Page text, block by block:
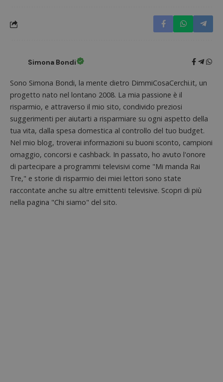
Simona Bondi
Sono Simona Bondi, la mente dietro DimmiCosaCerchi.it, un
progetto nato nel lontano 2008. La mia passione è il
risparmio, e attraverso il mio sito, condivido preziosi
suggerimenti per aiutarti a risparmiare su ogni aspetto della
tua vita, dalla spesa domestica al controllo del tuo budget.
Nel mio blog, troverai informazioni su buoni sconto, campioni
omaggio, concorsi e cashback. In passato, ho avuto l'onore
di partecipare a programmi televisivi come "Mi manda Rai
Tre," e storie di risparmio dei miei lettori sono state
raccontate anche su altre emittenti televisive. Scopri di più
nella pagina "Chi siamo" del sito.
funzionalità principali del sito web come l'accesso
dell'utente e la gestione dell'account. Il sito web
non può essere utilizzato correttamente senza i
ApplicationGatewayAffinityCORS